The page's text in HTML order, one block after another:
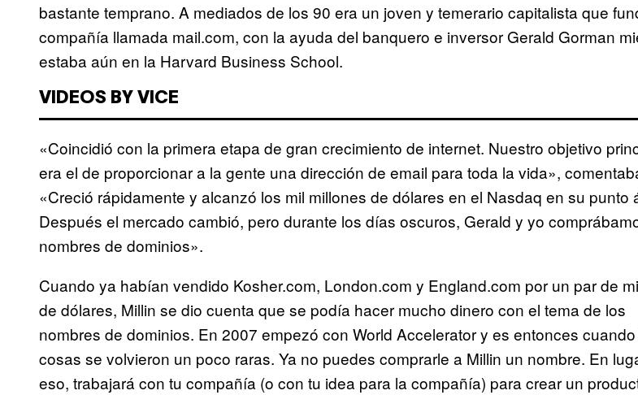
bastante temprano. A mediados de los 90 era un joven y temerario capitalista que
compañía llamada mail.com, con la ayuda del banquero e inversor Gerald Gorman
estaba aún en la Harvard Business School.
VIDEOS BY VICE
«Coincidió con la primera etapa de gran crecimiento de internet. Nuestro objetivo
era el de proporcionar a la gente una dirección de email para toda la vida»,
«Creció rápidamente y alcanzó los mil millones de dólares en el Nasdaq en su punto
Después el mercado cambió, pero durante los días oscuros, Gerald y yo
nombres de dominios».
Cuando ya habían vendido Kosher.com, London.com y England.com por un par de
de dólares, Millin se dio cuenta que se podía hacer mucho dinero con el tema de los
nombres de dominios. En 2007 empezó con World Accelerator y es entonces
cosas se volvieron un poco raras. Ya no puedes comprarle a Millin un nombre. En
eso, trabajará con tu compañía (o con tu idea para la compañía) para crear un